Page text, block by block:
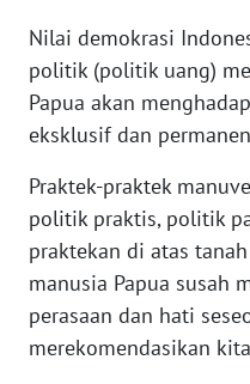
Nilai demokrasi
politik (politik uang)
Papua akan
eksklusif dan
Praktek-praktek
politik praktis, politik
praktekan di atas
manusia Papua susah
perasaan dan hati
merekomendasikan
KEPRI
WN
PAPUA
WN
PAPUA
BARAT
WN
RIAU